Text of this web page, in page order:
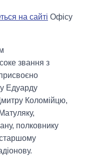
на сайті Офісу
звання з
Едуарду
Коломійцю,
полковнику